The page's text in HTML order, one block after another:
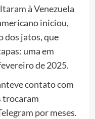
à Venezuela
iniciou,
dos jatos, que
uma em
de 2025.
contato com
trocaram
por meses.